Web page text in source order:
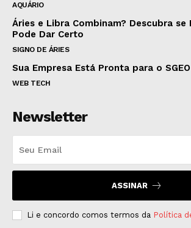
AQUÁRIO
Áries e Libra Combinam? Descubra se
Pode Dar Certo
SIGNO DE ÁRIES
Sua Empresa Está Pronta para o SGEO
WEB TECH
Newsletter
ASSINAR
Li e concordo comos termos da Política